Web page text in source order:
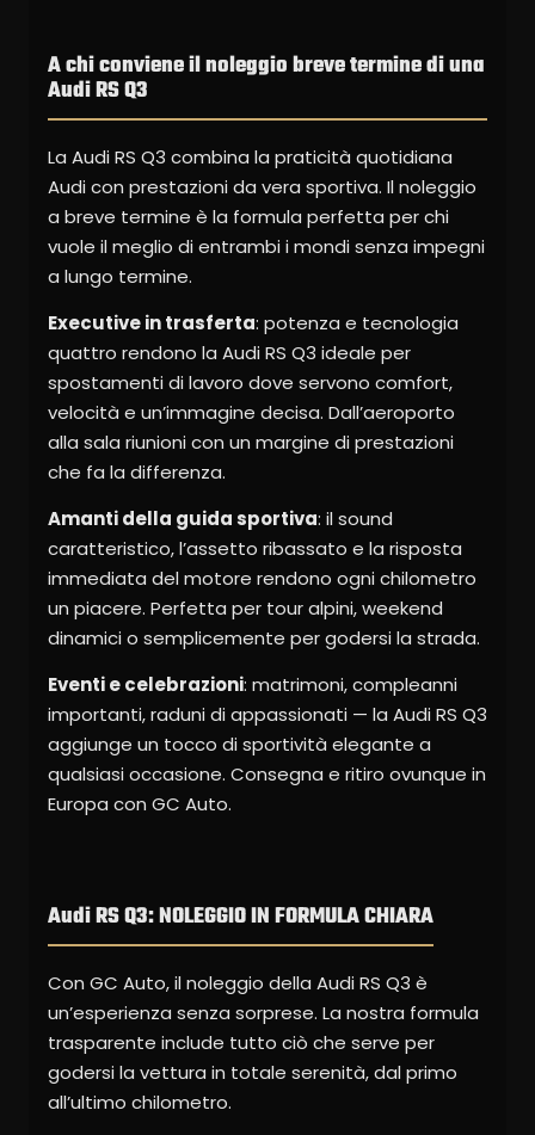
A chi conviene il noleggio breve termine di una
Audi RS Q3
La Audi RS Q3 combina la praticità quotidiana
Audi con prestazioni da vera sportiva. Il noleggio
a breve termine è la formula perfetta per chi
vuole il meglio di entrambi i mondi senza impegni
a lungo termine.
Executive in trasferta: potenza e tecnologia
quattro rendono la Audi RS Q3 ideale per
spostamenti di lavoro dove servono comfort,
velocità e un’immagine decisa. Dall’aeroporto
alla sala riunioni con un margine di prestazioni
che fa la differenza.
Amanti della guida sportiva: il sound
caratteristico, l’assetto ribassato e la risposta
immediata del motore rendono ogni chilometro
un piacere. Perfetta per tour alpini, weekend
dinamici o semplicemente per godersi la strada.
Eventi e celebrazioni: matrimoni, compleanni
importanti, raduni di appassionati — la Audi RS Q3
aggiunge un tocco di sportività elegante a
qualsiasi occasione. Consegna e ritiro ovunque in
Europa con GC Auto.
Audi RS Q3: NOLEGGIO IN FORMULA CHIARA
Con GC Auto, il noleggio della Audi RS Q3 è
un’esperienza senza sorprese. La nostra formula
trasparente include tutto ciò che serve per
godersi la vettura in totale serenità, dal primo
all’ultimo chilometro.